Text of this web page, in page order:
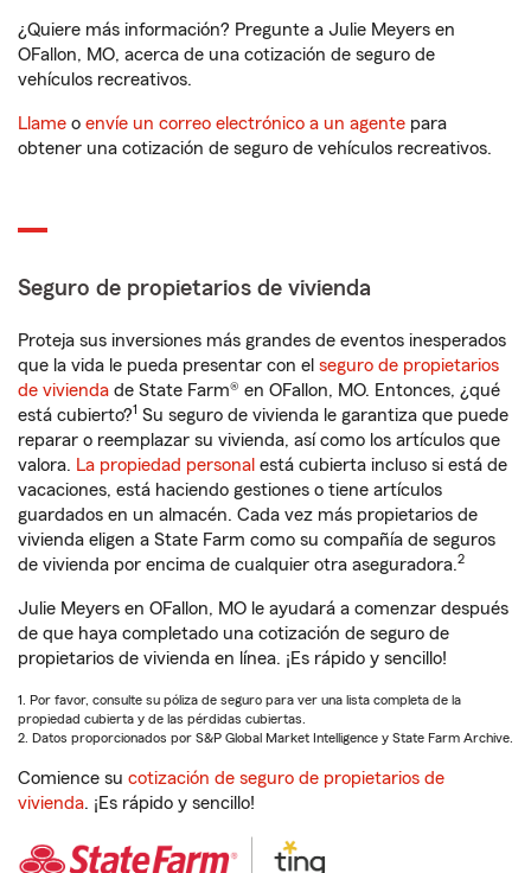
¿Quiere más información? Pregunte a Julie Meyers en
OFallon, MO, acerca de una cotización de seguro de
vehículos recreativos.
Llame o envíe un correo electrónico a un agente para
obtener una cotización de seguro de vehículos recreativos.
Seguro de propietarios de vivienda
Proteja sus inversiones más grandes de eventos inesperados
que la vida le pueda presentar con el seguro de propietarios
de vivienda de State Farm® en OFallon, MO. Entonces, ¿qué
está cubierto?1 Su seguro de vivienda le garantiza que puede
reparar o reemplazar su vivienda, así como los artículos que
valora. La propiedad personal está cubierta incluso si está de
vacaciones, está haciendo gestiones o tiene artículos
guardados en un almacén. Cada vez más propietarios de
vivienda eligen a State Farm como su compañía de seguros
de vivienda por encima de cualquier otra aseguradora.2
Julie Meyers en OFallon, MO le ayudará a comenzar después
de que haya completado una cotización de seguro de
propietarios de vivienda en línea. ¡Es rápido y sencillo!
1. Por favor, consulte su póliza de seguro para ver una lista completa de la
propiedad cubierta y de las pérdidas cubiertas.
2. Datos proporcionados por S&P Global Market Intelligence y State Farm Archive.
Comience su cotización de seguro de propietarios de
vivienda. ¡Es rápido y sencillo!